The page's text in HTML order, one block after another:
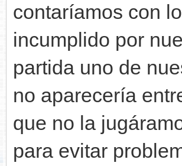
contaríamos con
incumplido por
partida uno de
no aparecería
que no la
para evitar